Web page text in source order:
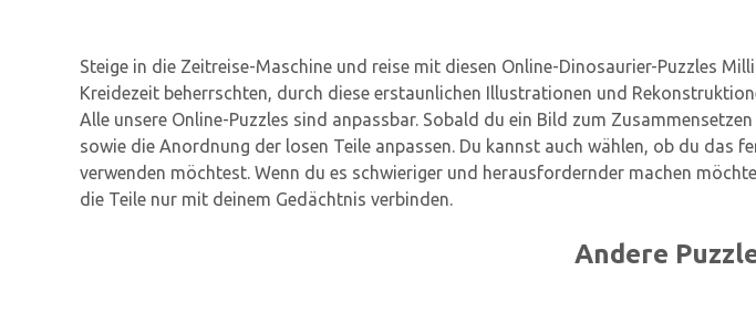
Steige in die Zeitreise-Maschine und reise mit diesen Online-Dinosaurier-Puzzles
Kreidezeit beherrschten, durch diese erstaunlichen Illustrationen und
Alle unsere Online-Puzzles sind anpassbar. Sobald du ein Bild zum
sowie die Anordnung der losen Teile anpassen. Du kannst auch wählen, ob du das
verwenden möchtest. Wenn du es schwieriger und herausfordernder machen
die Teile nur mit deinem Gedächtnis verbinden.
Andere